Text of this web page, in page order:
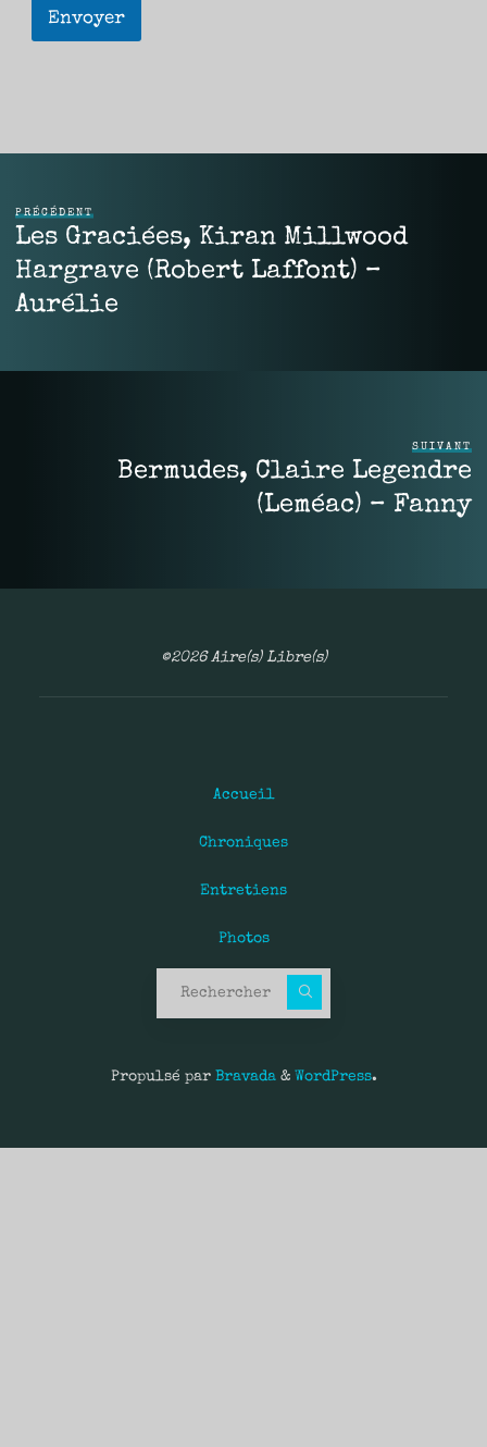
Envoyer
PRÉCÉDENT
Les Graciées, Kiran Millwood
Hargrave (Robert Laffont) –
Aurélie
SUIVANT
Bermudes, Claire Legendre
(Leméac) – Fanny
©2026 Aire(s) Libre(s)
Accueil
Chroniques
Entretiens
Photos
Propulsé parBravada& WordPress.